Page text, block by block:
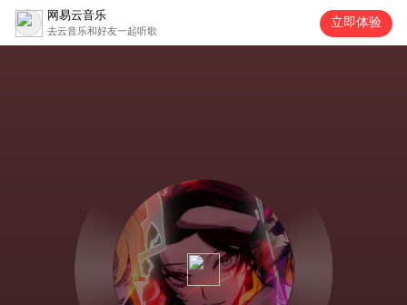
网易云音乐
去云音乐和好友一起听歌
立即体验